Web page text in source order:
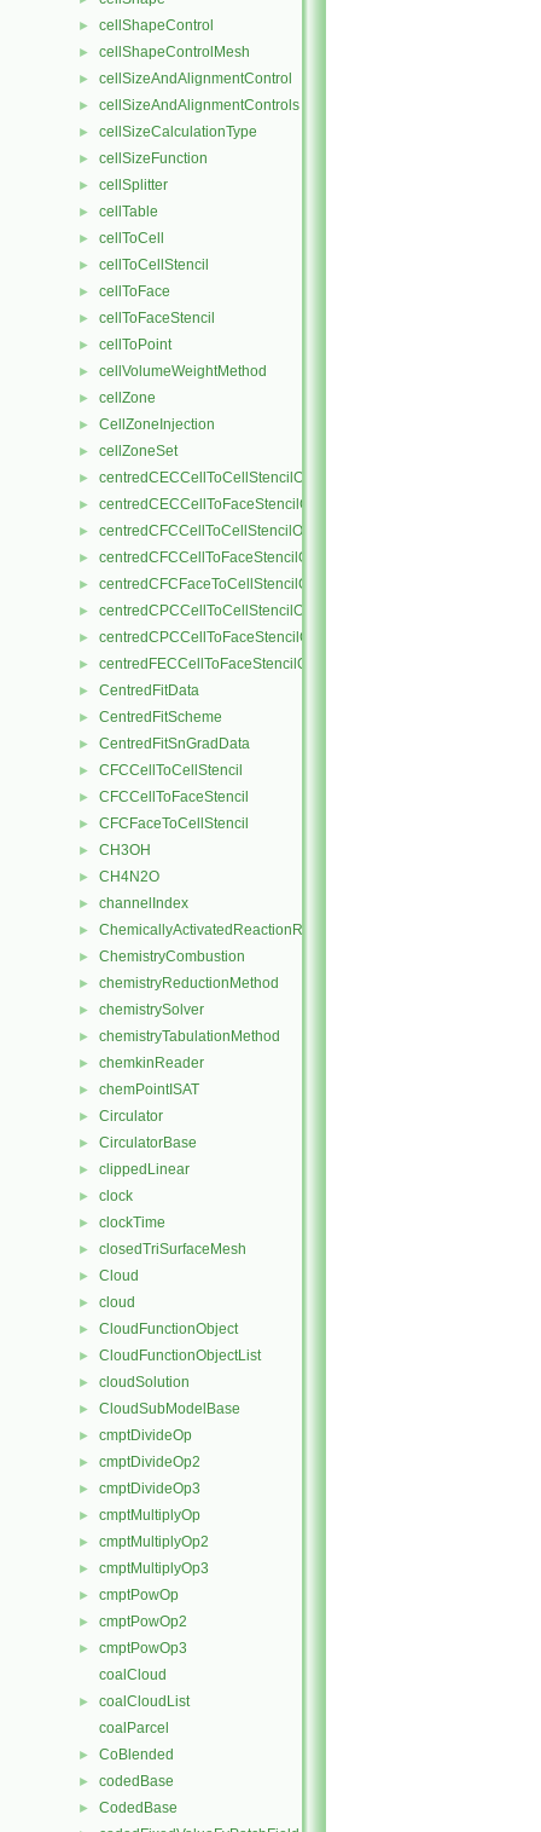
► cellShapeControl
► cellShapeControlMesh
► cellSizeAndAlignmentControl
► cellSizeAndAlignmentControls
► cellSizeCalculationType
► cellSizeFunction
► cellSplitter
► cellTable
► cellToCell
► cellToCellStencil
► cellToFace
► cellToFaceStencil
► cellToPoint
► cellVolumeWeightMethod
► cellZone
► CellZoneInjection
► cellZoneSet
► centredCECCellToCellStencilObject
► centredCECCellToFaceStencilObject
► centredCFCCellToCellStencilObject
► centredCFCCellToFaceStencilObject
► centredCFCFaceToCellStencilObject
► centredCPCCellToCellStencilObject
► centredCPCCellToFaceStencilObject
► centredFECCellToFaceStencilObject
► CentredFitData
► CentredFitScheme
► CentredFitSnGradData
► CFCCellToCellStencil
► CFCCellToFaceStencil
► CFCFaceToCellStencil
► CH3OH
► CH4N2O
► channelIndex
► ChemicallyActivatedReactionRate
► ChemistryCombustion
► chemistryReductionMethod
► chemistrySolver
► chemistryTabulationMethod
► chemkinReader
► chemPointISAT
► Circulator
► CirculatorBase
► clippedLinear
► clock
► clockTime
► closedTriSurfaceMesh
► Cloud
► cloud
► CloudFunctionObject
► CloudFunctionObjectList
► cloudSolution
► CloudSubModelBase
► cmptDivideOp
► cmptDivideOp2
► cmptDivideOp3
► cmptMultiplyOp
► cmptMultiplyOp2
► cmptMultiplyOp3
► cmptPowOp
► cmptPowOp2
►
cmptPowOp3
coalCloud
►
coalCloudList
coalParcel
► CoBlended
► codedBase
► CodedBase